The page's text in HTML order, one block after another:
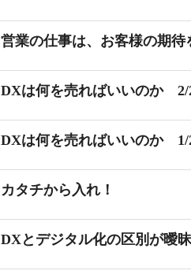
営業の仕事は、お客様の期待
DXは何を売ればいいのか 2/
DXは何を売ればいいのか 1/
カタチから入れ！
DXとデジタル化の区別が曖